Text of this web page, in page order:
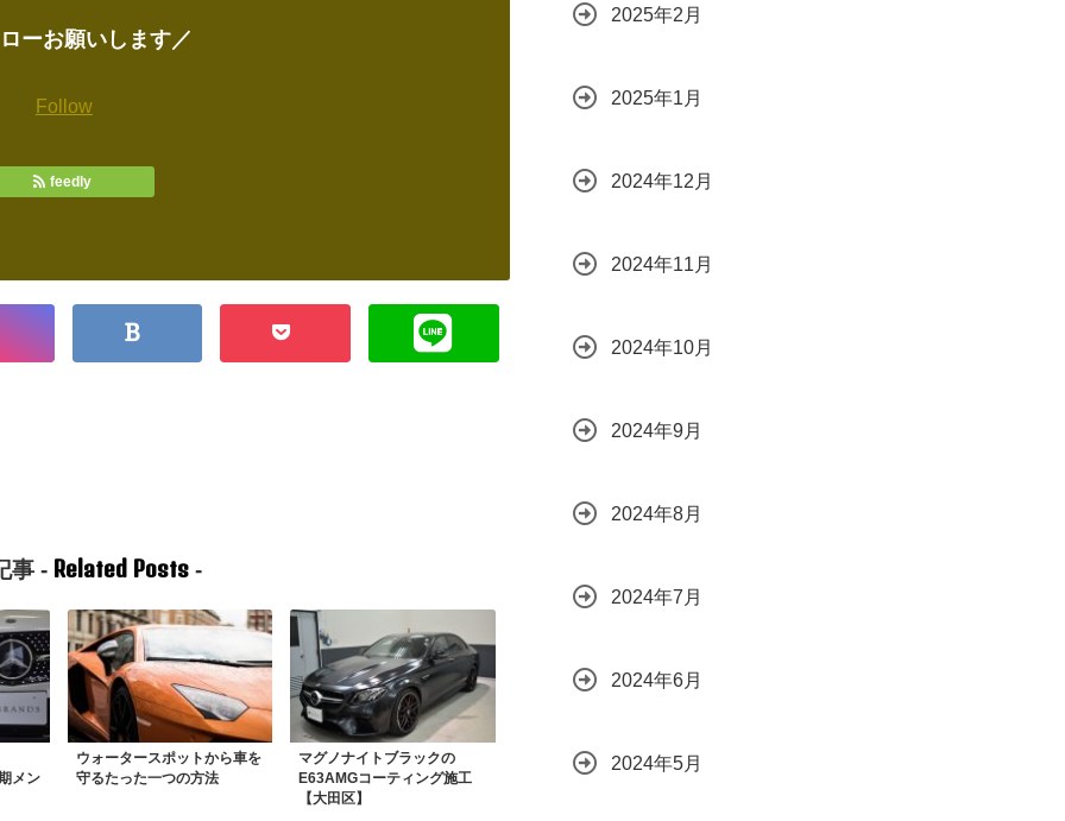
ーお願いします／
Follow
feedly
事 - Related Posts-
メン
ウォータースポットから車を
守るたった一つの方法
マグノナイトブラックの
E63AMGコーティング施工
【大田区】
2025年2月
2025年1月
2024年12月
2024年11月
2024年10月
2024年9月
2024年8月
2024年7月
2024年6月
2024年5月